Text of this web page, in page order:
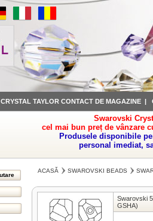
CRYSTAL TAYLOR CONTACT DE MAGAZINE |
Swarovski
cel mai bun preț de vânzare
Produsele disponibile
personal imediat,
ACASĂ SWAROVSKI BEADS
Swarovski
GSHA)